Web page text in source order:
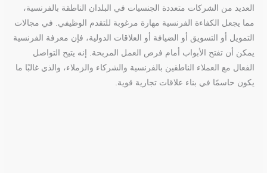
العديد من الشركات متعددة الجنسيات في البلدان الناطقة بالفرنسية،
مما يجعل الكفاءة الفرنسية مهارة مرغوبة للتقدم الوظيفي. في مجالات
التمويل أو التسويق أو الضيافة أو العلاقات الدولية، فإن معرفة الفرنسية
يمكن أن تفتح الأبواب أمام فرص العمل المربحة. إنه يتيح التواصل
الفعال مع العملاء الناطقين بالفرنسية والشركاء والزملاء، والذي غالبًا ما
يكون حاسمًا في بناء علاقات تجارية قوية.